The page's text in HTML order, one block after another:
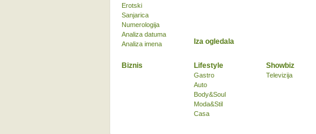
Biznis Lifestyle
Gastro
Auto
Body&Soul
Moda&Stil
Casa
Showbiz
Televizija
Erotski
Sanjarica
Numerologija
Analiza datuma
Analiza imena
Iza ogledala